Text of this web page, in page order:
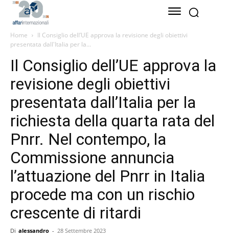
Home
Il Consiglio dell’UE approva la revisione degli obiettivi
presentata dall'Italia per la...
Il Consiglio dell’UE approva la
revisione degli obiettivi
presentata dall’Italia per la
richiesta della quarta rata del
Pnrr. Nel contempo, la
Commissione annuncia
l’attuazione del Pnrr in Italia
procede ma con un rischio
crescente di ritardi
Di alessandro - 28 Settembre 2023